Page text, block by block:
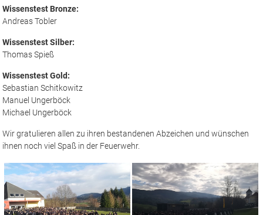
Wissenstest Bronze:
Andreas Tobler
Wissenstest Silber:
Thomas Spieß
Wissenstest Gold:
Sebastian Schitkowitz
Manuel Ungerböck
Michael Ungerböck
Wir gratulieren allen zu ihren bestandenen Abzeichen und wünschen
ihnen noch viel Spaß in der Feuerwehr.